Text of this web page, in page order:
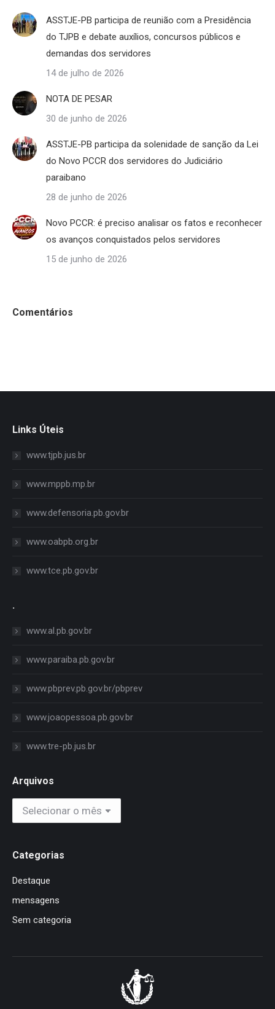
ASSTJE-PB participa de reunião com a Presidência
do TJPB e debate auxílios, concursos públicos e
demandas dos servidores
14 de julho de 2026
NOTA DE PESAR
30 de junho de 2026
ASSTJE-PB participa da solenidade de sanção da Lei
do Novo PCCR dos servidores do Judiciário
paraibano
28 de junho de 2026
Novo PCCR: é preciso analisar os fatos e reconhecer
os avanços conquistados pelos servidores
15 de junho de 2026
Comentários
Links Úteis
www.tjpb.jus.br
www.mppb.mp.br
www.defensoria.pb.gov.br
www.oabpb.org.br
www.tce.pb.gov.br
.
www.al.pb.gov.br
www.paraiba.pb.gov.br
www.pbprev.pb.gov.br/pbprev
www.joaopessoa.pb.gov.br
www.tre-pb.jus.br
Arquivos
Arquivos
Categorias
Destaque
mensagens
Sem categoria